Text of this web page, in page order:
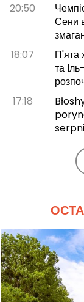
20:50
Сени
18:07
П'ята
та
17:18